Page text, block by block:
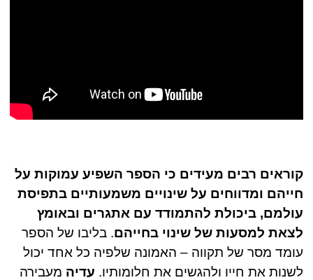
קוראים רבים מעידים כי הספר השפיע עמוקות על
חייהם ומדווחים על שינויים משמעותיים בתפיסת
עולמם, ביכולת להתמודד עם אתגרים ובאומץ
לצאת למסעות של שינוי בחייהם. בליבו של הספר
עומד מסר של תקווה – האמונה שלפיה כל אחד יכול
לשנות את חייו ולהגשים את חלומותיו. עדיה מעבירה